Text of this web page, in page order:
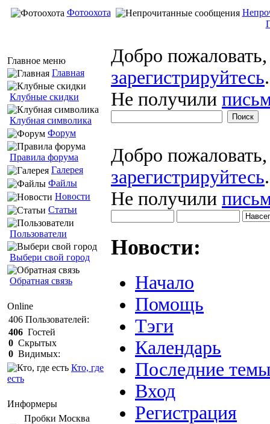
Фотоохота
Главное меню
Главная
Клубные скидки
Клубная символика
Форум
Правила форума
Галерея
Файлы
Новости
Статьи
Пользователи
Выбери свой город
Обратная связь
Online
406 Пользователей:
406 Гостей
0 Скрытых
0 Видимых:
Кто, где
есть
Информеры
Пробки Mосква
Добро
зарегистрируйтесь.
Не получили
Добро
зарегистрируйтесь.
Не получили
Новости:
Начало
Помощь
Тэги
Календарь
Последние
Вход
Регистрация